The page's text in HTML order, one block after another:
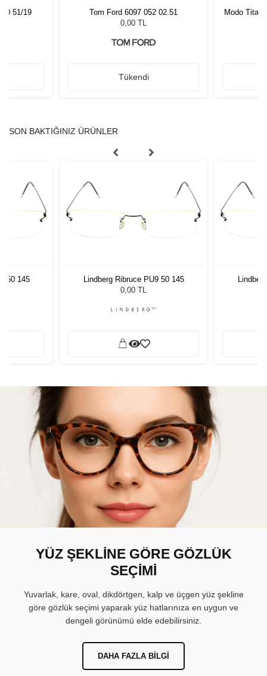
51/19
Tom Ford 6097 052 02.51
0,00 TL
Tükendi
Modo
SON BAKTIĞINIZ ÜRÜNLER
50 145
Lindberg Ribruce PU9 50 145
0,00 TL
YÜZ ŞEKLİNE GÖRE GÖZLÜK
SEÇİMİ
Yuvarlak, kare, oval, dikdörtgen, kalp ve üçgen yüz şekline
göre gözlük seçimi yaparak yüz hatlarınıza en uygun ve
dengeli görünümü elde edebilirsiniz.
DAHA FAZLA BILGI